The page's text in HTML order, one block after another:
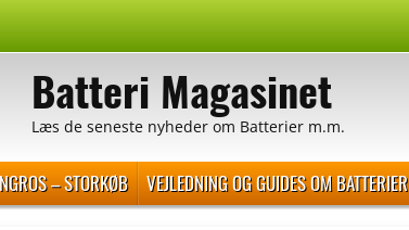
Batteri Magasinet
Læs de seneste nyheder om Batterier m.m.
– STORKØB VEJLEDNING OG GUIDES OM BATTERIER